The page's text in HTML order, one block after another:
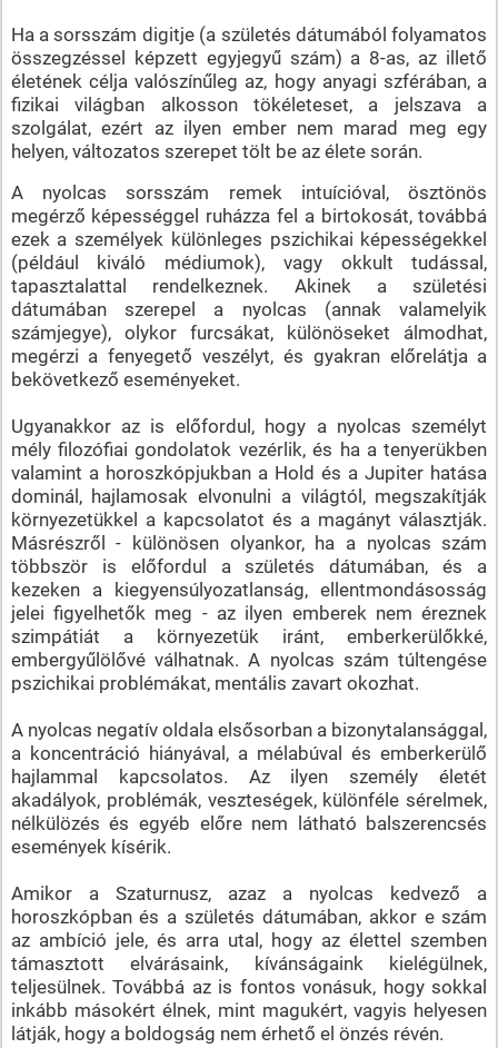
Ha a sorsszám digitje (a születés dátumából folyamatos
összegzéssel képzett egyjegyű szám) a 8-as, az illető
életének célja valószínűleg az, hogy anyagi szférában, a
fizikai világban alkosson tökéleteset, a jelszava a
szolgálat, ezért az ilyen ember nem marad meg egy
helyen, változatos szerepet tölt be az élete során.
A nyolcas sorsszám remek intuícióval, ösztönös
megérző képességgel ruházza fel a birtokosát, továbbá
ezek a személyek különleges pszichikai képességekkel
(például kiváló médiumok), vagy okkult tudással,
tapasztalattal rendelkeznek. Akinek a születési
dátumában szerepel a nyolcas (annak valamelyik
számjegye), olykor furcsákat, különöseket álmodhat,
megérzi a fenyegető veszélyt, és gyakran előrelátja a
bekövetkező eseményeket.
Ugyanakkor az is előfordul, hogy a nyolcas személyt
mély filozófiai gondolatok vezérlik, és ha a tenyerükben
valamint a horoszkópjukban a Hold és a Jupiter hatása
dominál, hajlamosak elvonulni a világtól, megszakítják
környezetükkel a kapcsolatot és a magányt választják.
Másrészről - különösen olyankor, ha a nyolcas szám
többször is előfordul a születés dátumában, és a
kezeken a kiegyensúlyozatlanság, ellentmondásosság
jelei figyelhetők meg - az ilyen emberek nem éreznek
szimpátiát a környezetük iránt, emberkerülőkké,
embergyűlölővé válhatnak. A nyolcas szám túltengése
pszichikai problémákat, mentális zavart okozhat.
A nyolcas negatív oldala elsősorban a bizonytalansággal,
a koncentráció hiányával, a mélabúval és emberkerülő
hajlammal kapcsolatos. Az ilyen személy életét
akadályok, problémák, veszteségek, különféle sérelmek,
nélkülözés és egyéb előre nem látható balszerencsés
események kísérik.
Amikor a Szaturnusz, azaz a nyolcas kedvező a
horoszkópban és a születés dátumában, akkor e szám
az ambíció jele, és arra utal, hogy az élettel szemben
támasztott elvárásaink, kívánságaink kielégülnek,
teljesülnek. Továbbá az is fontos vonásuk, hogy sokkal
inkább másokért élnek, mint magukért, vagyis helyesen
látják, hogy a boldogság nem érhető el önzés révén.